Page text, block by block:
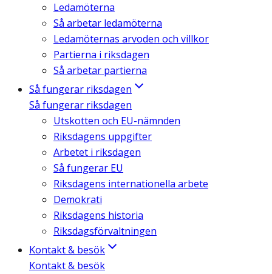
Ledamöterna
Så arbetar ledamöterna
Ledamöternas arvoden och villkor
Partierna i riksdagen
Så arbetar partierna
Så fungerar riksdagen
Så fungerar riksdagen
Utskotten och EU-nämnden
Riksdagens uppgifter
Arbetet i riksdagen
Så fungerar EU
Riksdagens internationella arbete
Demokrati
Riksdagens historia
Riksdagsförvaltningen
Kontakt & besök
Kontakt & besök